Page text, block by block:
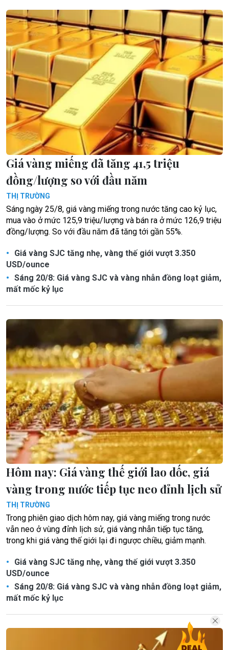
Giá vàng miếng đã tăng 41,5 triệu
đồng/lượng so với đầu năm
THỊ TRƯỜNG
Sáng ngày 25/8, giá vàng miếng trong nước tăng cao kỷ lục,
mua vào ở mức 125,9 triệu/lượng và bán ra ở mức 126,9 triệu
đồng/lượng. So với đầu năm đã tăng tới gần 55%.
Giá vàng SJC tăng nhẹ, vàng thế giới vượt 3.350
USD/ounce
Sáng 20/8: Giá vàng SJC và vàng nhẫn đồng loạt giảm,
mất mốc kỷ lục
Hôm nay: Giá vàng thế giới lao dốc, giá
vàng trong nước tiếp tục neo đỉnh lịch sử
THỊ TRƯỜNG
Trong phiên giao dịch hôm nay, giá vàng miếng trong nước
vẫn neo ở vùng đỉnh lịch sử, giá vàng nhẫn tiếp tục tăng,
trong khi giá vàng thế giới lại đi ngược chiều, giảm mạnh.
Giá vàng SJC tăng nhẹ, vàng thế giới vượt 3.350
USD/ounce
Sáng 20/8: Giá vàng SJC và vàng nhẫn đồng loạt giảm,
mất mốc kỷ lục